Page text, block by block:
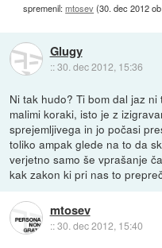
spremenil:mtosev(30. dec 2012
Glugy
::30. dec 2012, 15:36
Ni tak hudo? Ti bom dal jaz
malimi koraki, isto je z
sprejemljivega in jo počasi
toliko ampak glede na to da
verjetno samo še vprašanje
kak zakon ki pri nas to
mtosev
::30. dec 2012, 15:40